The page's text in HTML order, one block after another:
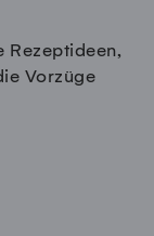
Rezeptideen,
Vorzüge